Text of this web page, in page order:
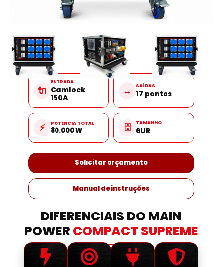
🔌
ENTRADA
Camlock
150A
↔️ SAÍDAS
17 pontos
⚡ POTÊNCIA TOTAL
80.000 W 🗄️ TAMANHO
6UR
Solicitar orçamento
Manual de instruções
DIFERENCIAIS DO MAIN
POWER COMPACT SUPREME